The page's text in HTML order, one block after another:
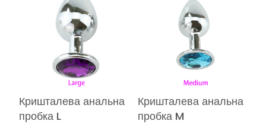
Кришталева анальна
пробка L
Кришталева анальна
пробка M